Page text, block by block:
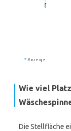
* Anzeige
Wie viel
Die Stellfläche